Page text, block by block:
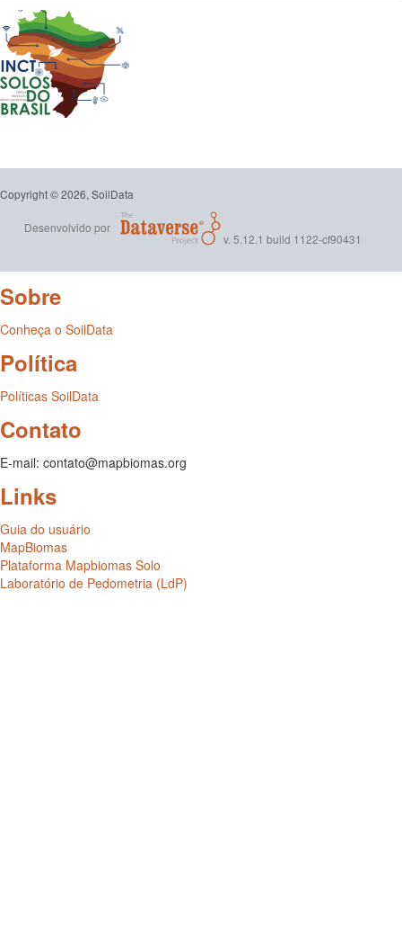
Copyright © 2026, SoilData
Desenvolvido por
v. 5.12.1 build 1122-cf90431
Sobre
Conheça o SoilData
Política
Políticas SoilData
Contato
E-mail: contato@mapbiomas.org
Links
Guia do usuário
MapBiomas
Plataforma Mapbiomas Solo
Laboratório de Pedometria (LdP)